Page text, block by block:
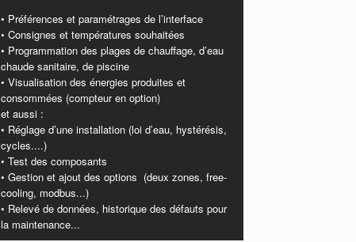
• Préférences et paramétrages de l’interface
• Consignes et températures souhaitées
• Programmation des plages de chauffage, d’eau
chaude sanitaire, de piscine
• Visualisation des énergies produites et
consommées (compteur en option)
et aussi :
• Réglage d’une installation (loi d’eau, hystérésis,
cycles....)
• Test des composants
• Gestion et ajout des options (deux zones, free-
cooling, modbus...)
• Relevé de données, historique des défauts pour
la maintenance...